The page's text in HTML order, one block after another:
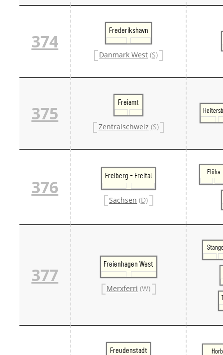
374
Frederikshavn
Danmark West (S)
375
Freiamt
Zentralschweiz (S)
376
Freiberg - Freital
Sachsen (D)
Flöha
377
Freienhagen West
Merxferri (W)
Freudenstadt Horb